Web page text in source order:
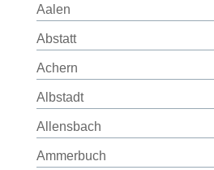
Aalen
Abstatt
Achern
Albstadt
Allensbach
Ammerbuch